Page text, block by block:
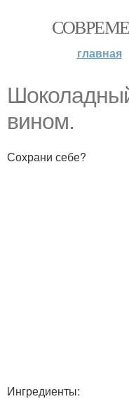
главная
вином.
Сохрани себе?
Ингредиенты: